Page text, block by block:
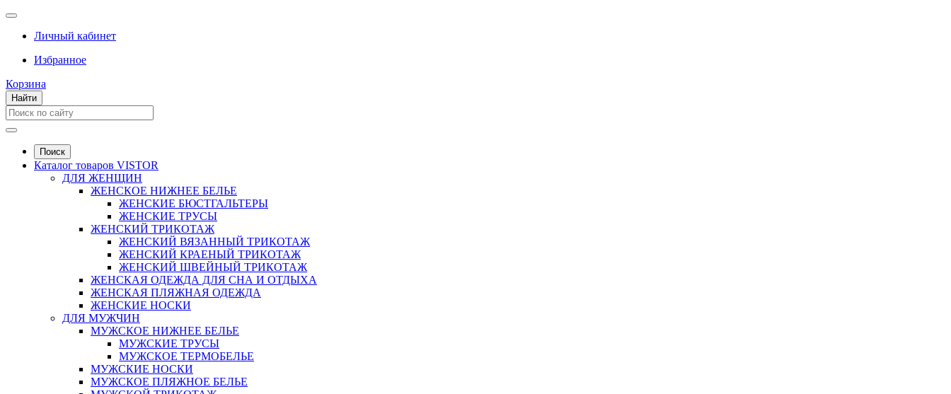
Личный кабинет
Избранное
Корзина
Найти
Поиск
Каталог товаров VISTOR
ДЛЯ ЖЕНЩИН
ЖЕНСКОЕ НИЖНЕЕ БЕЛЬЕ
ЖЕНСКИЕ БЮСТГАЛЬТЕРЫ
ЖЕНСКИЕ ТРУСЫ
ЖЕНСКИЙ ТРИКОТАЖ
ЖЕНСКИЙ ВЯЗАННЫЙ ТРИКОТАЖ
ЖЕНСКИЙ КРАЕНЫЙ ТРИКОТАЖ
ЖЕНСКИЙ ШВЕЙНЫЙ ТРИКОТАЖ
ЖЕНСКАЯ ОДЕЖДА ДЛЯ СНА И ОТДЫХА
ЖЕНСКАЯ ПЛЯЖНАЯ ОДЕЖДА
ЖЕНСКИЕ НОСКИ
ДЛЯ МУЖЧИН
МУЖСКОЕ НИЖНЕЕ БЕЛЬЕ
МУЖСКИЕ ТРУСЫ
МУЖСКОЕ ТЕРМОБЕЛЬЕ
МУЖСКИЕ НОСКИ
МУЖСКОЕ ПЛЯЖНОЕ БЕЛЬЕ